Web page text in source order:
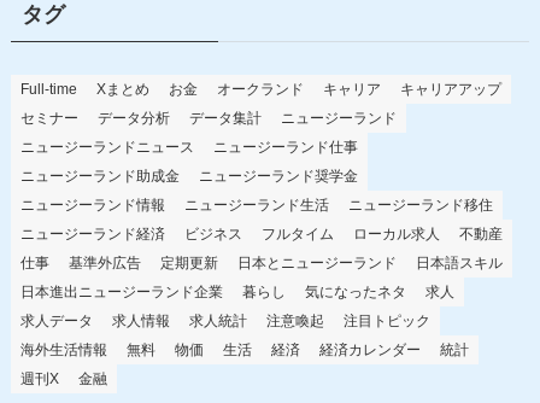
ー
タグ
Full-time Xまとめ お金 オークランド キャリア
キャリアアップ
セミナー
データ分析 データ集計
ニュージーランド
ニュージーランドニュース
ニュージーランド仕事
ニュージーランド助成金
ニュージーランド奨学金
ニュージーランド情報
ニュージーランド生活
ニュージーランド移住
ニュージーランド経済
ビジネス フルタイム ローカル求人
不動産
仕事
基準外広告 定期更新 日本とニュージーランド
日本語スキル
日本進出ニュージーランド企業
暮らし 気になったネタ
求人
求人データ
求人情報 求人統計 注意喚起
注目トピック
海外生活情報
無料 物価 生活 経済 経済カレンダー
統計
週刊X
金融